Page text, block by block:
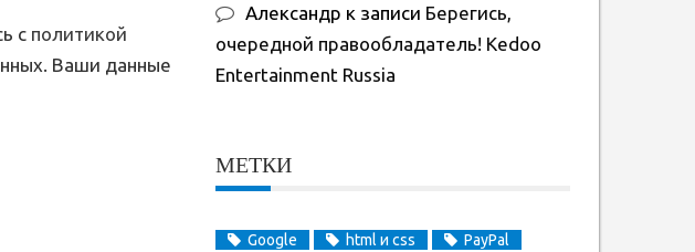
с политикой
Ваши данные
Александр к записи Берегись,
очередной правообладатель! Kedoo
Entertainment Russia
МЕТКИ
Google html и css
PayPal